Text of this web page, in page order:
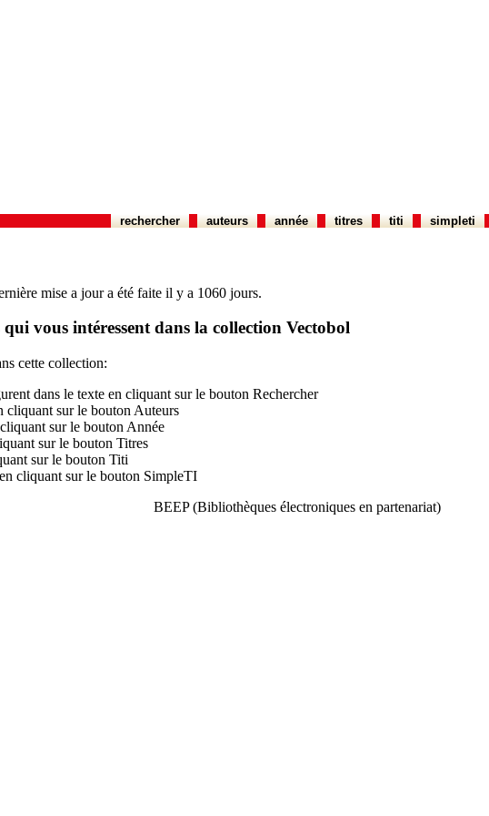
rechercher auteurs année titres titi simpleti
mise a jour a été faite il y a 1060 jours.
vous intéressent dans la collection Vectobol
cette collection:
dans le texte en cliquant sur le bouton Rechercher
cliquant sur le bouton Auteurs
sur le bouton Année
sur le bouton Titres
sur le bouton Titi
cliquant sur le bouton SimpleTI
BEEP (Bibliothèques électroniques en partenariat)